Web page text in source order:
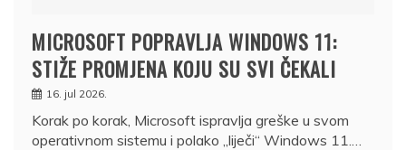
MICROSOFT POPRAVLJA WINDOWS 11:
STIŽE PROMJENA KOJU SU SVI ČEKALI
16. jul 2026.
Korak po korak, Microsoft ispravlja greške u svom
operativnom sistemu i polako „liječi“ Windows 11.…